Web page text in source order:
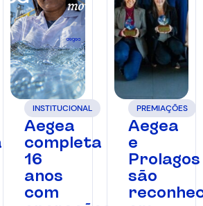
INSTITUCIONAL
Aegea
completa
16
anos
com
PREMIAÇÕES
Aegea
e
Prolagos
são